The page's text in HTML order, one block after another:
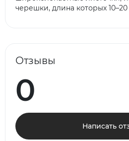
черешки, длина которых
Отзывы
0
Написать